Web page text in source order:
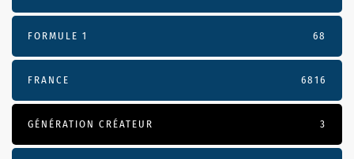
FORMULE 1 68
FRANCE 6816
GÉNÉRATION CRÉATEUR 3